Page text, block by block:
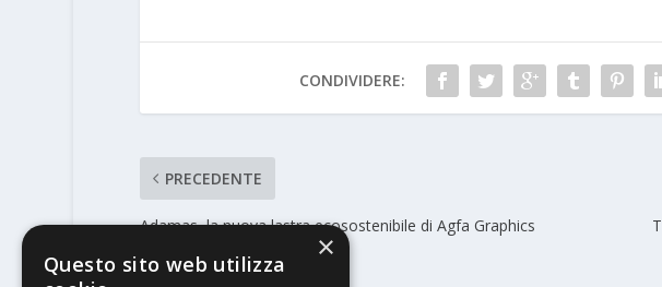
CONDIVIDERE:
PRECEDENTE
Adamas, la nuova lastra ecosostenibile di Agfa Graphics
×
Questo sito web utilizza